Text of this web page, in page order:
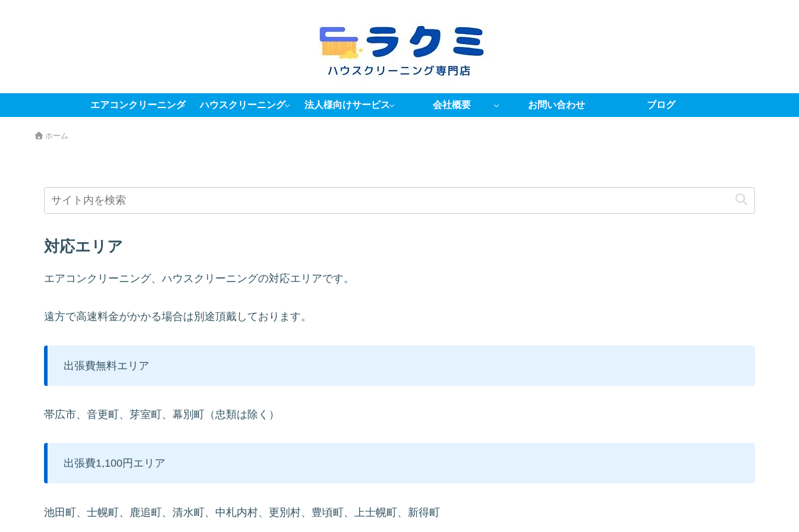
エアコンクリーニング ハウスクリーニング 法人様向けサービス 会社概要 お問い合わせ ブログ
ホーム
対応エリア
エアコンクリーニング、ハウスクリーニングの対応エリアです。
遠方で高速料金がかかる場合は別途頂戴しております。
出張費無料エリア
帯広市、音更町、芽室町、幕別町（忠類は除く）
出張費1,100円エリア
池田町、士幌町、鹿追町、清水町、中札内村、更別村、豊頃町、上士幌町、新得町